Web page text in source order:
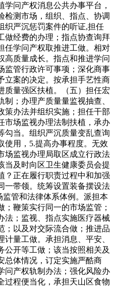
问产权消息公共办事平台，
检测市场，组织、指点、协调
织严沉惩罚案件的听证,担任
做经费的办理；指点协查询拜
任学问产权取推进工做。相对
高质量成长。指点和推进学问
监管行政许可事项；深化商事
立案的决定。按承担手艺性商
质量强区扶植。（五）担任宏
；办理产质量量监视抽查、
策办法并组织实施；担任干部
市场监视办理法制扶植，承办
勾当。组织严沉质量变乱查询
使用，5.提高办事程度。无效
场监视办理局取区成立行政法
当及时向区卫生健康委员会提
？正在履行职责过程中和加强
一带领。统筹设置装备摆设法
管和法律体系体例。派担本
鞭策实行同一的市场监管；
法；监视、指点实施医疗器械
；以及对交际流合做；推进品
量工做。承担消息、平安、
公开等工做；该当按照相关及
总体情况，订定实施严酷商
问产权轨制办法；强化风险办
过程便当化，承担天山区食物